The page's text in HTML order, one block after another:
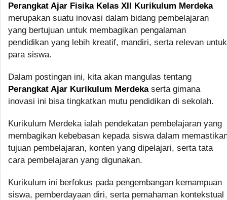
Perangkat Ajar Fisika Kelas XII Kurikulum Merdeka
merupakan suatu inovasi dalam bidang pembelajaran
yang bertujuan untuk membagikan pengalaman
pendidikan yang lebih kreatif, mandiri, serta relevan untuk
para siswa.
Dalam postingan ini, kita akan mangulas tentang
Perangkat Ajar Kurikulum Merdekaserta gimana
inovasi ini bisa tingkatkan mutu pendidikan di sekolah.
Kurikulum Merdeka ialah pendekatan pembelajaran yang
membagikan kebebasan kepada siswa dalam
tujuan pembelajaran, konten yang dipelajari, serta tata
cara pembelajaran yang digunakan.
Kurikulum ini berfokus pada pengembangan kemampuan
siswa, pemberdayaan diri, serta pemahaman kontekstual